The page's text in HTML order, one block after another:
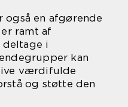
også en afgørende
ramt af
i
kan
værdifulde
og støtte den